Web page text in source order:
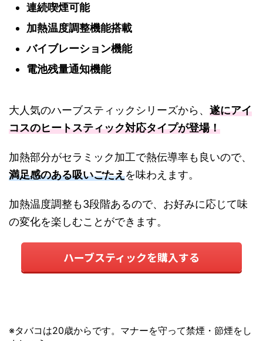
連続喫煙可能
加熱温度調整機能搭載
バイブレーション機能
電池残量通知機能
大人気のハーブスティックシリーズから、 遂にアイ
コスのヒートスティック対応タイプが登場！
加熱部分がセラミック加工で熱伝導率も良いので、
満足感のある吸いごたえを味わえます。
加熱温度調整も3段階あるので、お好みに応じて味
の変化を楽しむことができます。
ハーブスティックを購入する
※タバコは20歳からです。マナーを守って禁煙・節煙をし